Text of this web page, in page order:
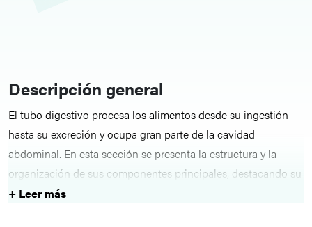
Descripción general
El tubo digestivo procesa los alimentos desde su ingestión
hasta su excreción y ocupa gran parte de la cavidad
abdominal. En esta sección se presenta la estructura y la
organización de sus componentes principales, destacando su
función en la digestión y la absorción.
+ Leer más